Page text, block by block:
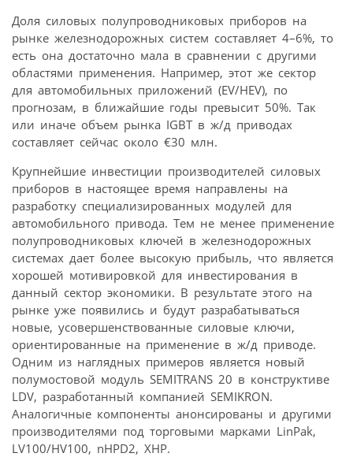
Доля силовых полупроводниковых приборов на
рынке железнодорожных систем составляет 4–6%, то
есть она достаточно мала в сравнении с другими
областями применения. Например, этот же сектор
для автомобильных приложений (EV/HEV), по
прогнозам, в ближайшие годы превысит 50%. Так
или иначе объем рынка IGBT в ж/д приводах
составляет сейчас около €30 млн.
Крупнейшие инвестиции производителей силовых
приборов в настоящее время направлены на
разработку специализированных модулей для
автомобильного привода. Тем не менее применение
полупроводниковых ключей в железнодорожных
системах дает более высокую прибыль, что является
хорошей мотивировкой для инвестирования в
данный сектор экономики. В результате этого на
рынке уже появились и будут разрабатываться
новые, усовершенствованные силовые ключи,
ориентированные на применение в ж/д приводе.
Одним из наглядных примеров является новый
полумостовой модуль SEMITRANS 20 в конструктиве
LDV, разработанный компанией SEMIKRON.
Аналогичные компоненты анонсированы и другими
производителями под торговыми марками LinPak,
LV100/HV100, nHPD2, XHP.